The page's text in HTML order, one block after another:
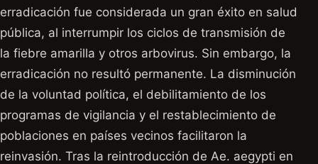
erradicación fue considerada un gran éxito en salud
pública, al interrumpir los ciclos de transmisión de
la fiebre amarilla y otros arbovirus. Sin embargo, la
erradicación no resultó permanente. La disminución
de la voluntad política, el debilitamiento de los
programas de vigilancia y el restablecimiento de
poblaciones en países vecinos facilitaron la
reinvasión. Tras la reintroducción de Ae. aegypti en